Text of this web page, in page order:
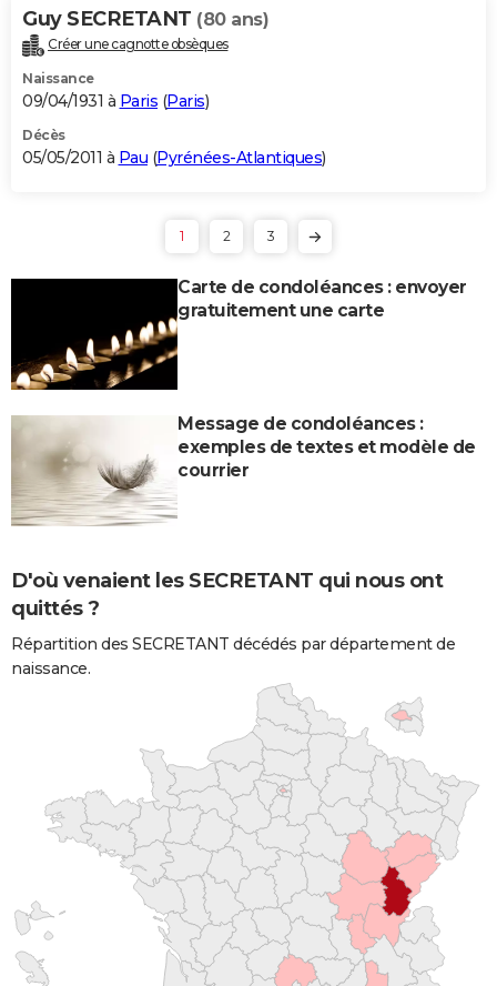
Guy SECRETANT (80 ans)
Créer une cagnotte obsèques
Naissance
09/04/1931 à Paris (Paris)
Décès
05/05/2011 à Pau (Pyrénées-Atlantiques)
1 2 3
Carte de condoléances : envoyer
gratuitement une carte
Message de condoléances :
exemples de textes et modèle de
courrier
D'où venaient les SECRETANT qui nous ont
quittés ?
Répartition des SECRETANT décédés par département de
naissance.